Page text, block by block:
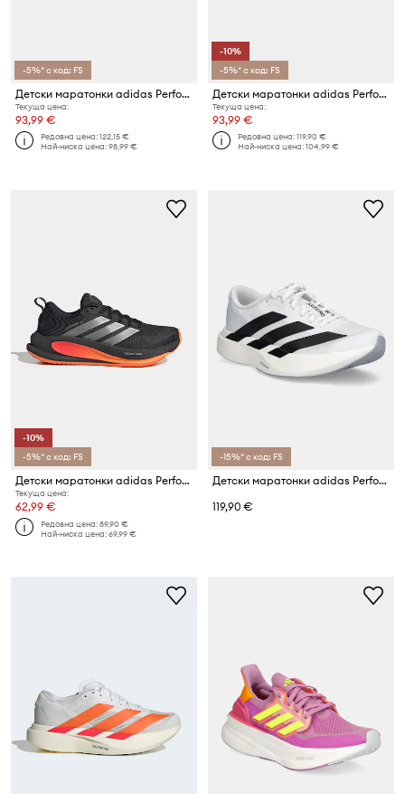
-5%* с код: FS
Детски маратонки adidas Performance adizero Evo SL
Текуща цена:
93,99 €
Редовна цена:122,15 €
Най-ниска цена:98,99 €
-10%
-5%* с код: FS
Детски маратонки adidas Performance adizero Evo
Текуща цена:
93,99 €
Редовна цена:119,90 €
Най-ниска цена:104,99 €
-10%
-5%* с код: FS
Детски маратонки adidas Performance SUPERNOVA EASE 2
Текуща цена:
62,99 €
Редовна цена:89,90 €
Най-ниска цена:69,99 €
-15%* с код: FS
Детски маратонки adidas Performance adizero Evo SL
119,90 €